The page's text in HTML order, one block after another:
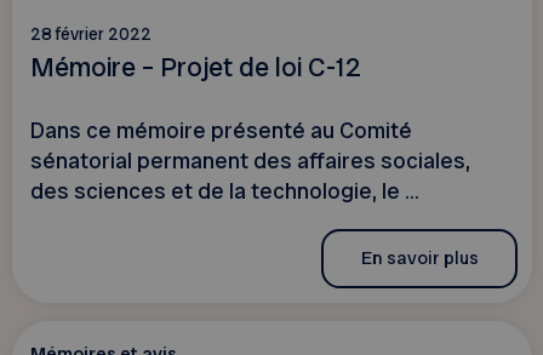
28 février 2022
Mémoire – Projet de loi C-12
Dans ce mémoire présenté au Comité
sénatorial permanent des affaires sociales,
des sciences et de la technologie, le ...
En savoir plus